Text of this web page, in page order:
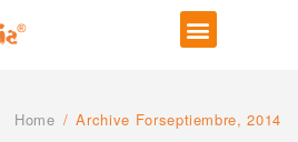
Home / Archive Forseptiembre, 2014